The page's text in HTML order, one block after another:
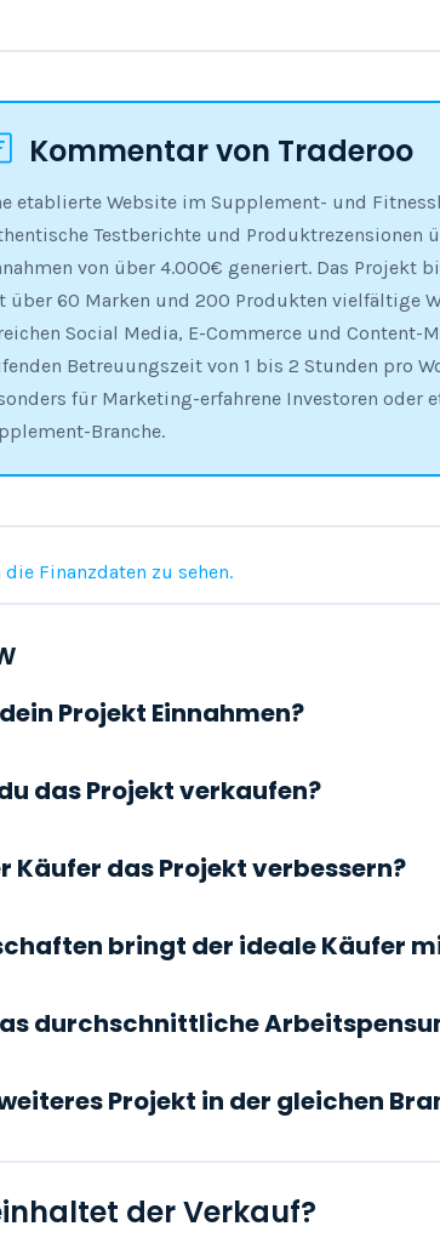
Kommentar von Traderoo
etablierte Website im Supplement- und
Testberichte und Produktrezensionen
von über 4.000€ generiert. Das Projekt
über 60 Marken und 200 Produkten vielfältige
Social Media, E-Commerce und Content-
Betreuungszeit von 1 bis 2 Stunden pro
für Marketing-erfahrene Investoren oder
Branche.
Finanzdaten zu sehen.
Projekt Einnahmen?
das Projekt verkaufen?
Käufer das Projekt verbessern?
bringt der ideale Käufer
durchschnittliche
Projekt in der gleichen
der Verkauf?